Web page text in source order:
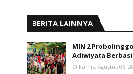
BERITA LAINNYA
MIN 2
Adiwiyata
Kamis, Agustus 06,